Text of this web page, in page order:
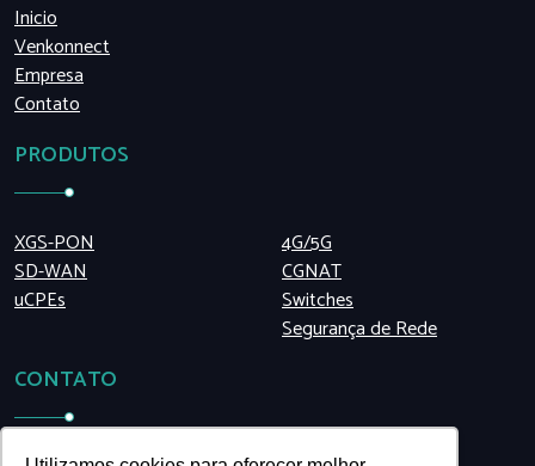
Inicio
Venkonnect
Empresa
Contato
PRODUTOS
XGS-PON
SD-WAN
uCPEs
4G/5G
CGNAT
Switches
Segurança de Rede
CONTATO